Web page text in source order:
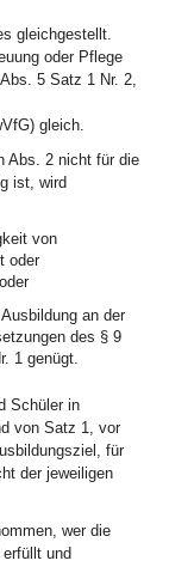
gleichgestellt.
oder Pflege
5 Satz 1 Nr. 2,
gleich.
Abs. 2 nicht für die
ist, wird
von
oder
an der
des § 9
1 genügt.
Schüler in
von Satz 1, vor
für
der jeweiligen
wer die
und